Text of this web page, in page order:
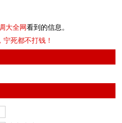
大全网看到的信息。
死都不打钱！